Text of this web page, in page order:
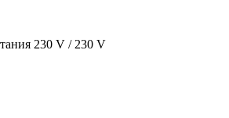
230 V / 230 V